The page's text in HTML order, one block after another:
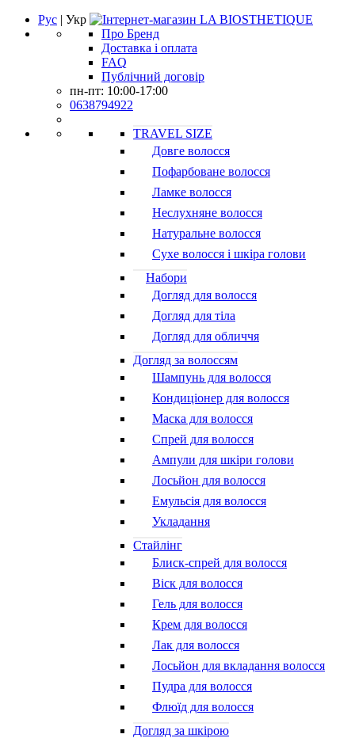
Рус | Укр
Про Бренд
Доставка і оплата
FAQ
Публічний договір
пн-пт: 10:00-17:00
0638794922
TRAVEL SIZE
Довге волосся
Пофарбоване волосся
Ламке волосся
Неслухняне волосся
Натуральне волосся
Сухе волосся і шкіра голови
Набори
Догляд для волосся
Догляд для тіла
Догляд для обличчя
Догляд за волоссям
Шампунь для волосся
Кондиціонер для волосся
Маска для волосся
Спрей для волосся
Ампули для шкіри голови
Лосьйон для волосся
Емульсія для волосся
Укладання
Стайлінг
Блиск-спрей для волосся
Віск для волосся
Гель для волосся
Крем для волосся
Лак для волосся
Лосьйон для вкладання волосся
Пудра для волосся
Флюїд для волосся
Догляд за шкірою